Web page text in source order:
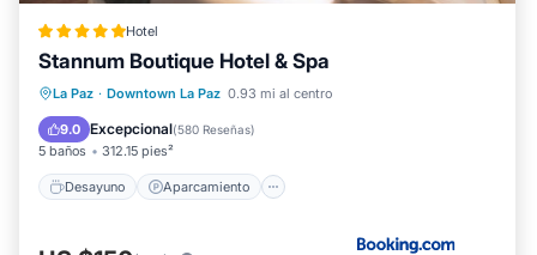
Hotel
Stannum Boutique Hotel & Spa
La Paz · Downtown La Paz 0.93 mi al centro
9.0 Excepcional(580 Reseñas)
5 baños 312.15 pies²
Desayuno Aparcamiento
Desayuno Aparcamiento
Balcón/Terraza